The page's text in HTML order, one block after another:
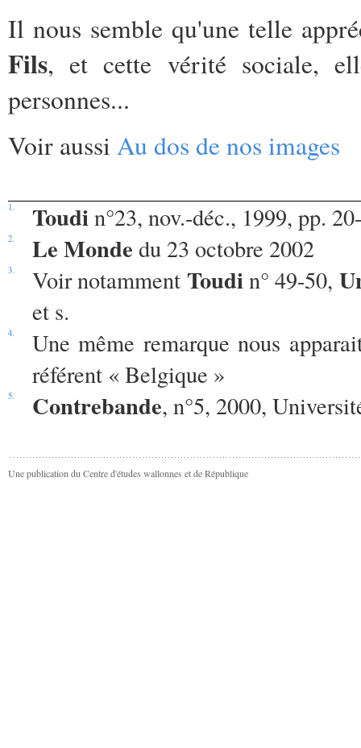
Il nous semble qu'une telle
Fils, et cette vérité sociale,
personnes...
Voir aussi Au dos de nos images
1. Toudin°23, nov.-déc., 1999, pp.
2. Le Monde du 23 octobre 2002
3. Voir notamment Toudin° 49-50,
et s.
4.
Une même remarque nous
référent « Belgique »
5. Contrebande, n°5, 2000,
Une publication du Centre d'études wallonnes et de République